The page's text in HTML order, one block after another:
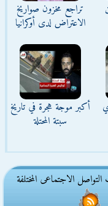
تراجع مخزون صواريخ
الاعتراض لدى أوكرانيا
أكبر موجة هجرة في تاريخ
سبتة المحتلة
الاجتماعى المختلفة